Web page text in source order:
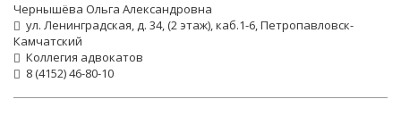
Чернышёва Ольга Александровна
ул. Ленинградская, д. 34, (2 этаж), каб.1-6, Петропавловск-
Камчатский
Коллегия адвокатов
8 (4152) 46-80-10